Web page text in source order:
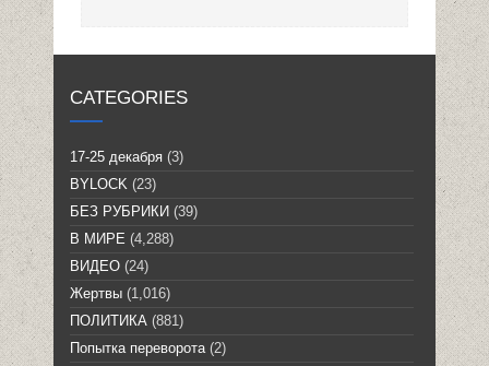
CATEGORIES
17-25 декабря (3)
BYLOCK (23)
БЕЗ РУБРИКИ (39)
В МИРЕ (4,288)
ВИДЕО (24)
Жертвы (1,016)
ПОЛИТИКА (881)
Попытка переворота(2)